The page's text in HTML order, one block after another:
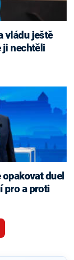
vládu ještě
ji nechtěli
pro a proti